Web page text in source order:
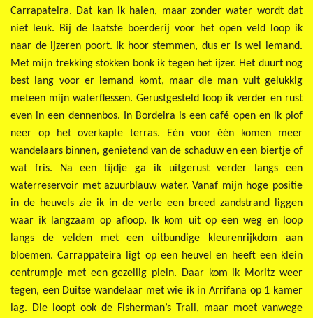
Carrapateira. Dat kan ik halen, maar zonder water wordt dat
niet leuk. Bij de laatste boerderij voor het open veld loop ik
naar de ijzeren poort. Ik hoor stemmen, dus er is wel iemand.
Met mijn trekking stokken bonk ik tegen het ijzer. Het duurt nog
best lang voor er iemand komt, maar die man vult gelukkig
meteen mijn waterflessen. Gerustgesteld loop ik verder en rust
even in een dennenbos. In Bordeira is een café open en ik plof
neer op het overkapte terras. Eén voor één komen meer
wandelaars binnen, genietend van de schaduw en een biertje of
wat fris. Na een tijdje ga ik uitgerust verder langs een
waterreservoir met azuurblauw water. Vanaf mijn hoge positie
in de heuvels zie ik in de verte een breed zandstrand liggen
waar ik langzaam op afloop. Ik kom uit op een weg en loop
langs de velden met een uitbundige kleurenrijkdom aan
bloemen. Carrappateira ligt op een heuvel en heeft een klein
centrumpje met een gezellig plein. Daar kom ik Moritz weer
tegen, een Duitse wandelaar met wie ik in Arrifana op 1 kamer
lag. Die loopt ook de Fisherman’s Trail, maar moet vanwege